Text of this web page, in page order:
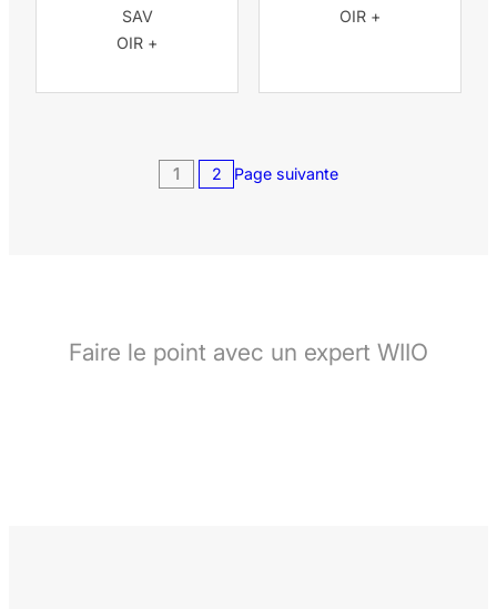
SAV
OIR +
OIR +
1 2 Page suivante
Faire le point avec un expert WIIO